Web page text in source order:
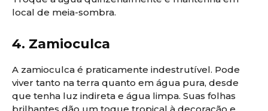
local de meia-sombra.
4. Zamioculca
A zamioculca é praticamente indestrutível. Pode
viver tanto na terra quanto em água pura, desde
que tenha luz indireta e água limpa. Suas folhas